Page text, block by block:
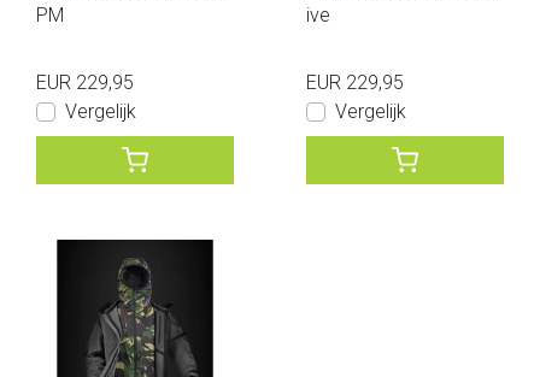
PM
EUR 229,95
Vergelijk
ive
EUR 229,95
Vergelijk